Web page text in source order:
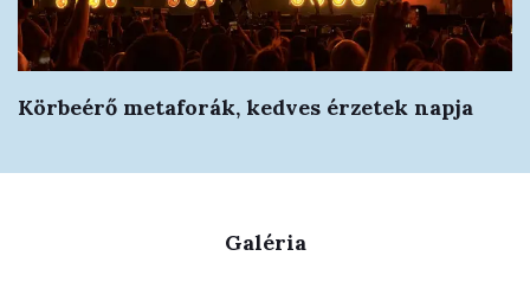
Körbeérő metaforák, kedves érzetek napja
Galéria